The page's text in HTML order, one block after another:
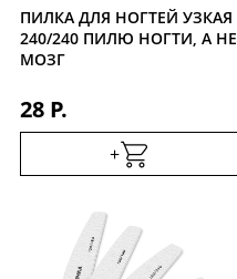
ПИЛКА ДЛЯ НОГТЕЙ УЗКАЯ
240/240 ПИЛЮ НОГТИ, А НЕ
МОЗГ
28 Р.
+